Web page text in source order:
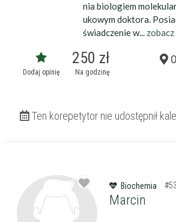
nia biologiem
ukowym doktora.
świadczenie w...
Dodaj opinię
250 zł
Na godzinę
Ten korepetytor nie udostępnił
Biochemia
Marcin